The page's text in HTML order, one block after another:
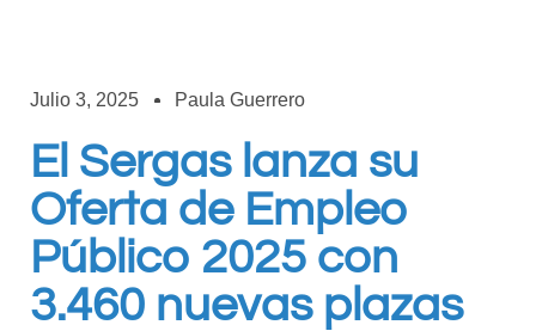
Julio 3, 2025 Paula Guerrero
El Sergas lanza su
Oferta de Empleo
Público 2025 con
3.460 nuevas plazas